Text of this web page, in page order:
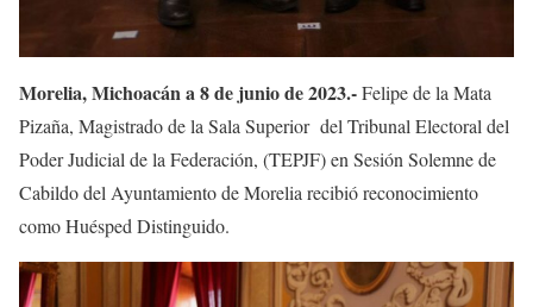
Morelia, Michoacán a 8 de junio de 2023.-Felipe de la Mata
Pizaña, Magistrado de la Sala Superior del Tribunal Electoral del
Poder Judicial de la Federación, (TEPJF) en Sesión Solemne de
Cabildo del Ayuntamiento de Morelia recibió reconocimiento
como Huésped Distinguido.